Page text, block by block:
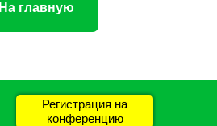
На главную
Регистрация на
конференцию